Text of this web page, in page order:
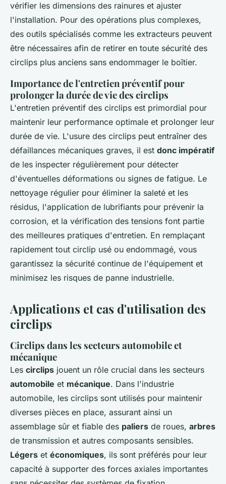
vérifier les dimensions des rainures et ajuster
l'installation. Pour des opérations plus complexes,
des outils spécialisés comme les extracteurs peuvent
être nécessaires afin de retirer en toute sécurité des
circlips plus anciens sans endommager le boîtier.
Importance de l'entretien préventif pour
prolonger la durée de vie des circlips
L'entretien préventif des circlips est primordial pour
maintenir leur performance optimale et prolonger leur
durée de vie. L'usure des circlips peut entraîner des
défaillances mécaniques graves, il est donc impératif
de les inspecter régulièrement pour détecter
d'éventuelles déformations ou signes de fatigue. Le
nettoyage régulier pour éliminer la saleté et les
résidus, l'application de lubrifiants pour prévenir la
corrosion, et la vérification des tensions font partie
des meilleures pratiques d'entretien. En remplaçant
rapidement tout circlip usé ou endommagé, vous
garantissez la sécurité continue de l'équipement et
minimisez les risques de panne industrielle.
Applications et cas d'utilisation des
circlips
Circlips dans les secteurs automobile et
mécanique
Les circlips jouent un rôle crucial dans les secteurs
automobile et mécanique. Dans l'industrie
automobile, les circlips sont utilisés pour maintenir
diverses pièces en place, assurant ainsi un
assemblage sûr et fiable des paliers de roues, arbres
de transmission et autres composants sensibles.
Légers et économiques, ils sont préférés pour leur
capacité à supporter des forces axiales importantes